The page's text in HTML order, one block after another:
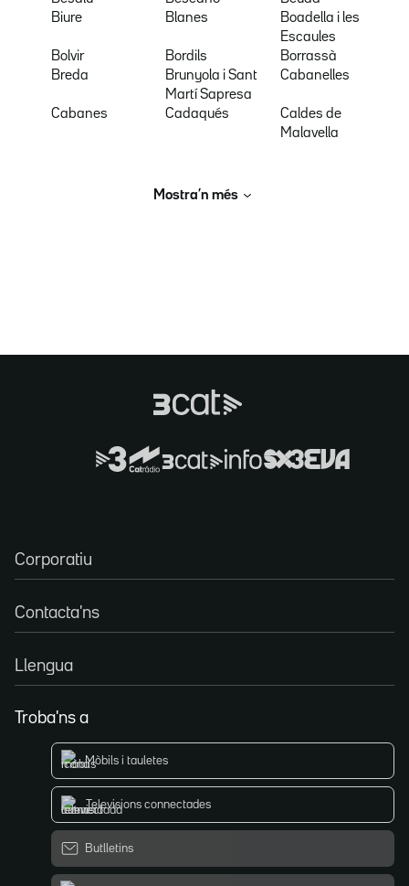
Biure
Blanes
Boadella i les
Escaules
Bolvir
Bordils
Borrassà
Breda
Brunyola i Sant
Martí Sapresa
Cabanelles
Cabanes Cadaqués
Caldes de
Malavella
Mostra’n més
Corporatiu
Contacta'ns
Llengua
Troba'ns a
Mòbils i tauletes
Televisions connectades
Butlletins